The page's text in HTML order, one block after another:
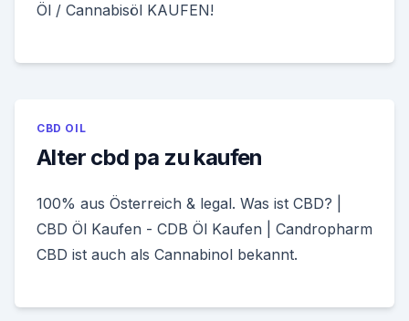
Öl / Cannabisöl KAUFEN!
CBD OIL
Alter cbd pa zu kaufen
100% aus Österreich & legal. Was ist CBD? |
CBD Öl Kaufen - CDB Öl Kaufen | Candropharm
CBD ist auch als Cannabinol bekannt.